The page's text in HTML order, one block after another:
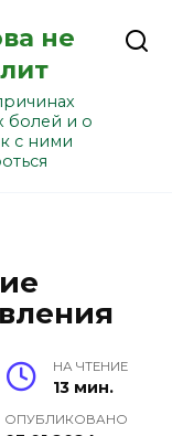
не
болей и о
с ними
НА ЧТЕНИЕ
13 мин.
ОПУБЛИКОВАНО